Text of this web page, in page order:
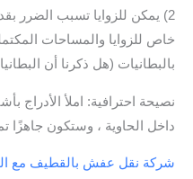
2) يمكن للزوايا تسبب الضرر
خاص للزوايا والمساحات
بالبطانيات (هل ذكرنا أن
نصيحة احترافية: املأ الأدراج
داخل الحاوية ، وستكون جاهزًا
شركة نقل عفش بالقطيف مع